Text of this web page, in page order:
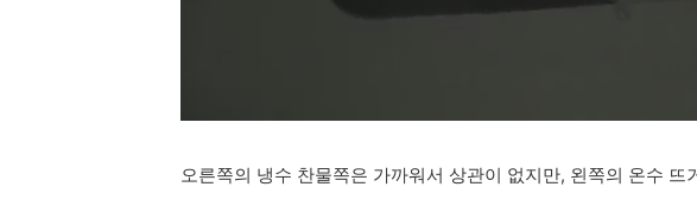
오른쪽의 냉수 찬물쪽은 가까워서 상관이 없지만, 왼쪽의 온수 뜨